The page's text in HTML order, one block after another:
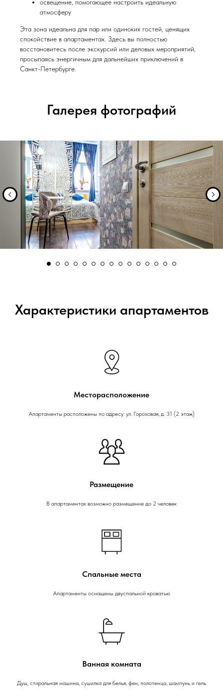
освещение, помогающее настроить идеальную
атмосферу
Эта зона идеальна для пар или одиноких гостей, ценящих
спокойствие в апартаментах. Здесь вы полностью
восстановитесь после экскурсий или деловых мероприятий,
просыпаясь энергичным для дальнейших приключений в
Санкт-Петербурге.
Галерея фотографий
Характеристики апартаментов
Месторасположение
Апартаменты расположены по адресу: ул. Гороховая, д. 31 (2 этаж)
Размещение
В апартаментах возможно размещение до 2 человек
Спальные места
Апартаменты оснащены двуспальной кроватью
Ванная комната
Душ, стиральная машина, сушилка для белья, фен, полотенца, шампунь и гель